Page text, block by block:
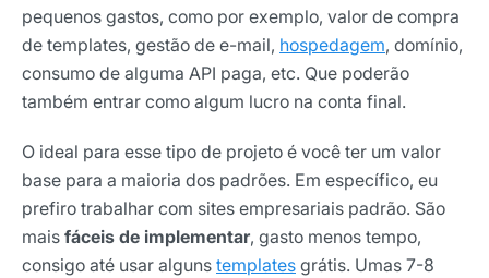
pequenos gastos, como por exemplo, valor de compra
de templates, gestão de e-mail, hospedagem, domínio,
consumo de alguma API paga, etc. Que poderão
também entrar como algum lucro na conta final.
O ideal para esse tipo de projeto é você ter um valor
base para a maioria dos padrões. Em específico, eu
prefiro trabalhar com sites empresariais padrão. São
mais fáceis de implementar, gasto menos tempo,
consigo até usar alguns templates grátis. Umas 7-8